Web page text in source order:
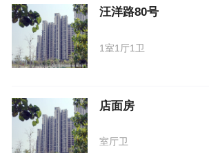
汪洋路80号
1室1厅1卫
店面房
室厅卫